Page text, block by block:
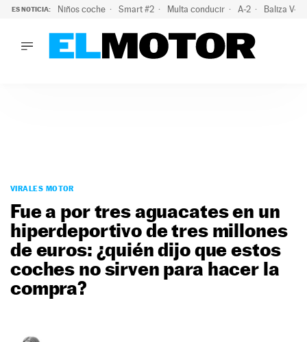
ES NOTICIA: Niños coche Smart #2 Multa conducir A-2 Baliza V-
PODCAST
MOTOS
TECNOLOGÍA
SUPERCOCHES
SERVICIOS
VIRALES MOTOR
Fue a por tres aguacates en un
hiperdeportivo de tres millones
de euros: ¿quién dijo que estos
coches no sirven para hacer la
compra?